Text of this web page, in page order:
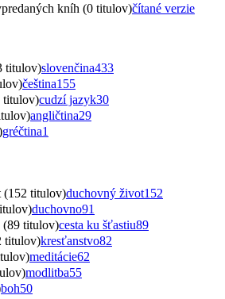
kníh (0 titulov)čítané verzie
titulov)slovenčina433
čeština155
titulov)cudzí jazyk30
angličtina29
gréčtina1
(152 titulov)duchovný život152
duchovno91
(89 titulov)cesta ku šťastiu89
titulov)kresťanstvo82
meditácie62
modlitba55
boh50